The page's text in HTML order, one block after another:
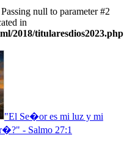
null to parameter #2
in
2018/titularesdios2023.php
"El Se�or es mi luz y mi
- Salmo 27:1